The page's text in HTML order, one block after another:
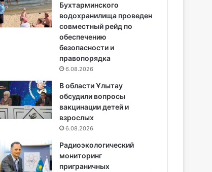
Бухтарминского
водохранилища проведен
совместный рейд по
обеспечению
безопасности и
правопорядка
6.08.2026
В области Ұлытау
обсудили вопросы
вакцинации детей и
взрослых
6.08.2026
Радиоэкологический
мониторинг
приграничных